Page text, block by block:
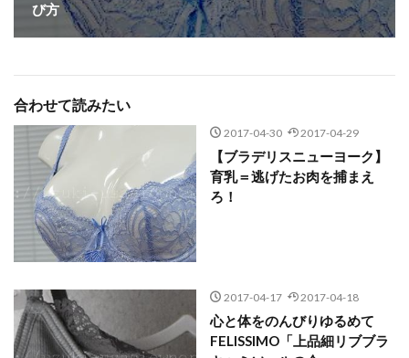
び方
合わせて読みたい
2017-04-30 2017-04-29
【ブラデリスニューヨーク】
育乳＝逃げたお肉を捕まえ
ろ！
2017-04-17 2017-04-18
心と体をのんびりゆるめて
FELISSIMO「上品細リブブラ